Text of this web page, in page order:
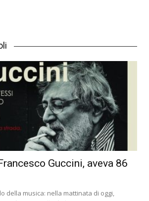
Guccini, aveva 86
della musica: nella mattinata di oggi,